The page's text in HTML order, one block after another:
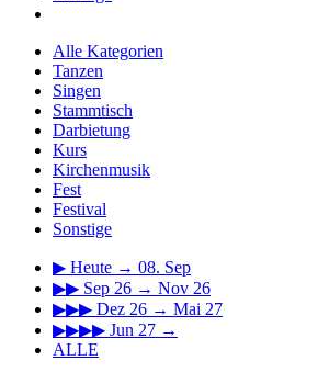
Alle Kategorien
Tanzen
Singen
Stammtisch
Darbietung
Kurs
Kirchenmusik
Fest
Festival
Sonstige
▶ Heute → 08. Sep
▶▶ Sep 26 → Nov 26
▶▶▶ Dez 26 → Mai 27
▶▶▶▶ Jun 27 →
ALLE